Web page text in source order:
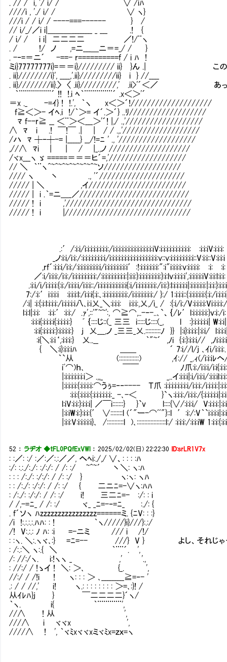
. // / i, '/ i/ / ∨ /iﾊ
////i , './ i/ / ∨ ヽ}
///i / / i/ / ----===------ } /
// i/_/／i i|＿＿＿________ _ ___ .! {
/ i/ / i i| 二二二二 ／!/¨ヽ
. / !/ ノ ,=ニ___＿ニ＝=_/ / }
. -‐=＝ニ´ -==- r==========f / i ﾊ !
ミi}77777777i}=＝＝i}///////// ii} }ん .| この二つは色々
. ii}////////i}', ____,'.ii}/////////ii} i } //____
. ii}////////ii}.〉 〈 .ii}/////////,' .ii>'´＜／ あっても前者
｀¨¨¨¨¨¨¨¨´ !! !.i ﾍ｀¨¨¨¨¨¨¨´ .x＜＞'´
＝x ._ -=ｲ} ! !.', ｀ヽ x＜＞´!////////////////////
f≧＜＞- イﾍ.i !/｀＞= イ´.＞´} ..ﾘ///////////////////
ﾏ f--r≧ __ ＜¨＞＜___＞'´! |,/ .,'///////////////////
∧ ﾏ i .! ￣!￣ .| | / / .,.'///////////////////
/ハ ﾏ ┼‐┼-= |_____} __/!=ﾆ ' ., '///////////////////
,//∧ ﾏi | | / |_.,ノ ////////////////////
/ヾx___ヽ ゞ =====＝＝＝ヒ´=,'///////////////////
// ＼ ｀¨ヽ^~^~^~^~^~^~^~ソ///////////////////
//// ヽ 丶 ., '´/////////////////////
///// | ＼ ,イ////////////////////////
///// | i .｀=ニ＿_／///////////////////////////
///// ! i ,'///////////////////////////////
///// ! i |///////////////////////////////
.:′/:i:i/i:i:i:i:i:i:i:i:/i:i:i:i:i:i:i:i:i:i:i:i:i:iV:i:i:i:i:i:i:i:i:i:i:Ⅴ:i:i:iV:i:i:i:
_ノ:i:i/i:i:/:i:i:i:i:i:i:i:i/i:i:i:i:i:i:i:i:i:i:i:i:i:i:i:i:v::v:i:i:i:i:i:i:i:i::V:i:i::V:i:i:i
,rf´:i:i:i/i:i:/:i:i:i:i:i:i:i:i/i:i:i:i:i:i:i:i′:!:i:i:i:i:i:i:":i"i:i:i:i:v:i:i:i:i:Ⅵ:i:Ⅴ:i:
／:i/i:i:i:/i:i:/i:i:i:i:i:i:i:i:/:i:i:i:i:i:i:i:i:|:i:i:}:i:i:i:i:i:i:i:}:i:lv:i:i:i:i',:i:i:i:i:iV:i:i:l:i:i:
.:i:i/i/i:i:i:i:{:i:/i:i:i:i/i:i:i::/i:i:i:i:i:i:i:i:i:i{:i/i:i:i:i:i:i:i:/i:i:}:l:i:i:i:i:i|:i:i:i:i:i:|:i:i:}:i:i:i
7:/:i:′i:i:i:iⅥ:i:i:i:l:/i:i:i{:i:､:i:i:i:i:i:i:i:i:/i:i:i:i:i:i:i:/ }:/ 1:i:i:i::{:i:i:i:i:i:{:i:/
/:i| :i:{:i:l:i:i:i:/i:i:i:i:i八､i:i乂_＼:i:i:i:Ⅵi:i:i:,乂,/i_ / :{:i/i:/
l:i:l|:i:i:Ⅵ:i:i:′:i:i:/ .ｧ',::'"~~':, ⌒≧⌒,..-‐-..､`、｛/ﾚ′l:i:i:i:i:i:}v:i:/i:
Ⅵ:i:i:i{:i:i:i:i{:i:i:i:i:} ﾞ ｛::::じ::(_ 三三 i:::::じ::::(_, Ⅵ
Ⅴ:i:i{:i:i:i:i:}:i:i:i:i:} j 乂___,ノ _三三_乂.::::::::::ﾉ }} |:i}:i:i:i:|:i:i/
Ⅴ:i{＼:i:i‘,:i:i:i:} 乂..__ ｀"~´ ,ﾉi
Ⅵ{ ＼:i}:i:i:iﾊ ＿＿ ´ 7:i//l/j ､ｲi/
｀`从 (:::::::::::::) ,ｲ:// _.ｨ(/i:i:iﾚ
iﾞ⌒)ｈ､ ￣￣ ﾉ爪:i:/i:i:i/i:i{:i:i: ｜
|:i:i:i:i:i:i:i＞ .,,_ _..イ:i:i:i|:i/i:i:i/
|:i:i:i:i:{:i:i:i:i:⌒うぅ=‐‐---- Ｔ爪 :i:i:i:i:i:i:i:i/
Ⅳ:i:i:{:i:i:i:{:i:i:i:i:i:i:_ -､-＜ }`ヽ:i:i:i:/
l:iV:i:i:}:i:i:i| ／￣i:::::::} }`v l::::{∨/
|:i:iW:i:}:i:i:{′ ∨::::::::l (´"ー-⌒ﾞﾞ"}::l ′:i:/:V｀
|:i:i:V:i:i:i:i:i}､ /:::::::::::l )､:::::::::::::::::::l:/ :i:i:i:/:i:i:iW
52 ：ラヂオ ◆tFL0PQfExVWl ：2025/02/02(日) 22:22:30 ID:srLR1V7x
: :／: :/ :／:／:.:／／, へﾍi:./,/ ∨、: : : :ﾊ
:/: :.:./:./: :/:/: / /: :/ ~^~´ 丶＼: ヽ:ﾊ
: : : /:./: :/:/: / /: :/ } ヽ:ヽ: ヽﾊ
: : /:./: :/:/: / /: :/ { 二ニﾆ=-∨ヽ:ﾊﾊ
: /:./: :/:/: / /: :/ i! 三二ﾆ=-Ⅴ:/: : i
/ /,-=ﾆ_ / /: :/ ヾ_ _ﾆ=-‐=ﾆ_ Ⅴ:./: {
. f´ソヽ ﾊzzzzzzzzzzzzzzzz======ミ. {ﾆV: : :}
/i !:.:.:.:.ﾊﾊ: : ! ｀ヽ/////}i}///}:.:/
/! V:.:.: ﾉ ﾊ: :i =-ニミ Ⅴ/// i Ⅴ/!/
: :ヽ. ＼:.ヽヾ､:} =ﾆ=-- Ⅴ///} V } よし、それじゃそろ
: /:.:＼ ヽ:.{ ＼ ｀¨¨´. ',
/: //:/ヽ. i:!ヽヽ _ ,' '.,
: //:/ / !ゝイ ! ＼: ＞､ {_. ',
//:/ / /!i ! ヽ: : : ＞ ､_________≧=‐- '
.: / / //,' i! ヽ.: : : : : : : : ＞=､:}! /
从ｲﾚﾊ}j } ￣二二二二}´ヽ/
｀ヽ. i{ ｀¨¨¨¨¨¨',
//∧ ! 从 ',
///∧ i ヾヾx ',
////∧ ! ', ｀ヾﾐxヾヾxミヾﾐx=ｚｘ=ヽ